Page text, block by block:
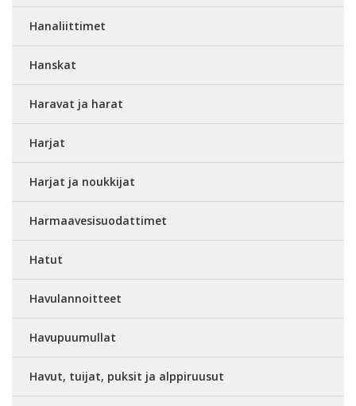
Hanaliittimet
Hanskat
Haravat ja harat
Harjat
Harjat ja noukkijat
Harmaavesisuodattimet
Hatut
Havulannoitteet
Havupuumullat
Havut, tuijat, puksit ja alppiruusut